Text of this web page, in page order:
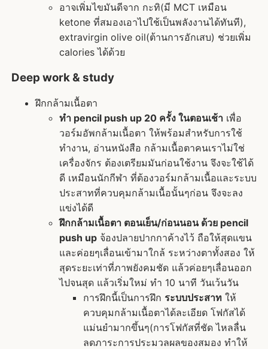
อาจเพิ่มไขมันดีจาก กะทิ(มี MCT เหมือน
ketone ที่สมองเอาไปใช้เป็นพลังงานได้ทันที),
extravirgin olive oil(ต้านการอักเสบ) ช่วยเพิ่ม
calories ได้ด้วย
Deep work & study
ฝึกกล้ามเนื้อตา
ทำ pencil push up 20 ครั้ง ในตอนเช้าเพื่อ
วอร์มอัพกล้ามเนื้อตา ให้พร้อมสำหรับการใช้
ทำงาน, อ่านหนังสือ กล้ามเนื้อตาคนเราไม่ใช่
เครื่องจักร ต้องเตรียมมันก่อนใช้งาน จึงจะใช้ได้
ดี เหมือนนักกีฬา ที่ต้องวอร์มกล้ามเนื้อและระบบ
ประสาทที่ควบคุมกล้ามเนื้อนั้นๆก่อน จึงจะลง
แข่งได้ดี
ฝึกกล้ามเนื้อตา ตอนเย็น/ก่อนนอน ด้วย pencil
push upจ้องปลายปากกาค้างไว้ ถือให้สุดแขน
และค่อยๆเลื่อนเข้ามาใกล้ ระหว่างตาทั้งสอง ให้
สุดระยะเท่าที่ภาพยังคมชัด แล้วค่อยๆเลื่อนออก
ไปจนสุด แล้วเริ่มใหม่ ทำ 10 นาที วันเว้นวัน
การฝึกนี้เป็นการฝึก ระบบประสาทให้
ควบคุมกล้ามเนื้อตาได้ละเอียด โฟกัสได้
แม่นยำมากขึ้นๆ(การโฟกัสที่ชัด ไหลลื่น
ลดภาระการประมวลผลของสมอง ทำให้